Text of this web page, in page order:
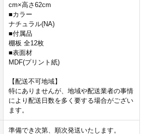
cm×高さ62cm
■カラー
ナチュラル(NA)
■付属品
棚板 全12枚
■表面材
MDF(プリント紙)
【配送不可地域】
特にありませんが、地域や配送業者の事情
により配送日数を多く要する場合がござい
ます。
準備でき次第、順次発送いたします。